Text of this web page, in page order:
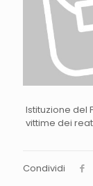
Istituzione del
vittime dei
Condividi